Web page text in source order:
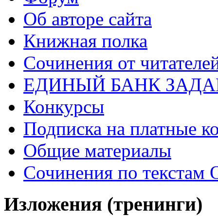
Об авторе сайта
Книжная полка
Cочинения от
ЕДИНЫЙ БАНК
Конкурсы
Подписка на платные
Общие материалы
Сочинения по текстам
Изложения (тренинги)